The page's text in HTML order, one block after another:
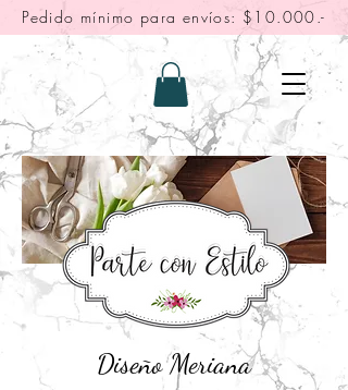
Pedido mínimo para envíos: $10.000.-
Diseño Meriana